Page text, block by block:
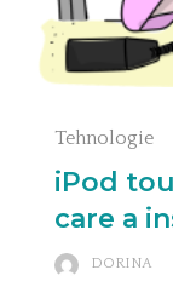
Tehnologie
iPod
care a
DORINA